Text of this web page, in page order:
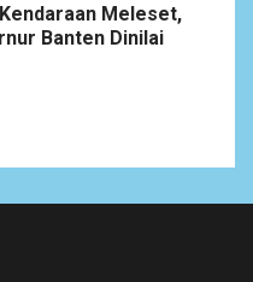
Meleset,
Banten Dinilai